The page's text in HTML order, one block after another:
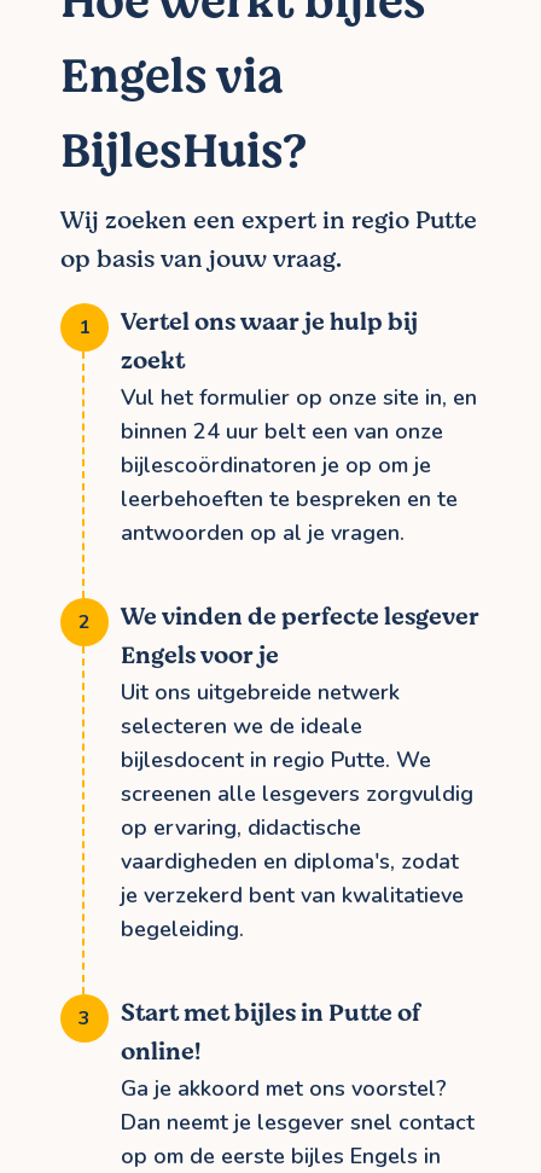
Engels via
BijlesHuis?
Wij zoeken een expert in regio Putte
op basis van jouw vraag.
Vertel ons waar je hulp bij
zoekt
Vul het formulier op onze site in, en
binnen 24 uur belt een van onze
bijlescoördinatoren je op om je
leerbehoeften te bespreken en te
antwoorden op al je vragen.
We vinden de perfecte lesgever
Engels voor je
Uit ons uitgebreide netwerk
selecteren we de ideale
bijlesdocent in regio Putte. We
screenen alle lesgevers zorgvuldig
op ervaring, didactische
vaardigheden en diploma's, zodat
je verzekerd bent van kwalitatieve
begeleiding.
Start met bijles in Putte of
online!
Ga je akkoord met ons voorstel?
Dan neemt je lesgever snel contact
op om de eerste bijles Engels in